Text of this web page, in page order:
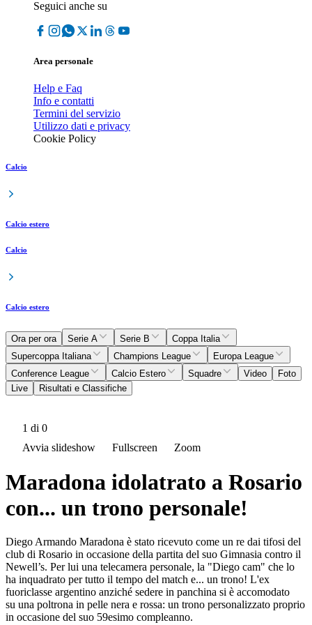
Seguici anche su
Area personale
Help e Faq
Info e contatti
Termini del servizio
Utilizzo dati e privacy
Cookie Policy
Calcio
Calcio estero
Calcio
Calcio estero
Ora per ora Serie A Serie B
Coppa Italia
Supercoppa Italiana
Champions League
Europa League
Conference League
Calcio Estero Squadre Video
Foto
Live
Risultati e Classifiche
1 di 0
Avvia slideshow
Fullscreen Zoom
Maradona idolatrato a Rosario
con... un trono personale!
Diego Armando Maradona è stato ricevuto come un re dai tifosi del
club di Rosario in occasione della partita del suo Gimnasia contro il
Newell’s. Per lui una telecamera personale, la "Diego cam" che lo
ha inquadrato per tutto il tempo del match e... un trono! L'ex
fuoriclasse argentino anziché sedere in panchina si è accomodato
su una poltrona in pelle nera e rossa: un trono personalizzato proprio
in occasione del suo 59esimo compleanno.